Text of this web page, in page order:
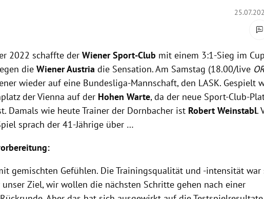
2022 schaffte der Wiener Sport-Club mit einem 3:1-Sieg im
die Wiener Austria die Sensation. Am Samstag (18.00/live
wieder auf eine Bundesliga-Mannschaft, den LASK. Gespielt
der Vienna auf der Hohen Warte, da der neue Sport-Club-
Damals wie heute Trainer der Dornbacher ist Robert Weinstabl.
sprach der 41-Jährige über …
gemischten Gefühlen. Die Trainingsqualität und -intensität war
unser Ziel, wir wollen die nächsten Schritte gehen nach einer